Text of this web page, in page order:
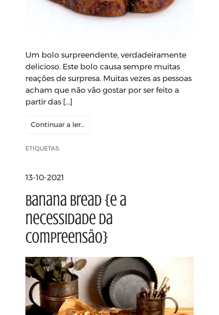
Um bolo surpreendente, verdadeiramente
delicioso. Este bolo causa sempre muitas
reações de surpresa. Muitas vezes as pessoas
acham que não vão gostar por ser feito a
partir das […]
Continuar a ler…
ETIQUETAS:
13-10-2021
Banana Bread {e a
necessidade da
compreensão}